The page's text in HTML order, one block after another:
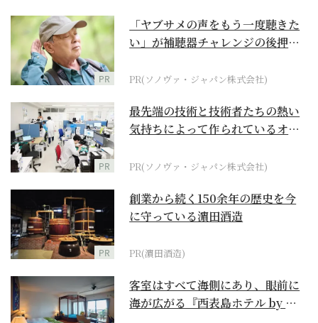
PR
「ヤブサメの声をもう一度聴きた
い」が補聴器チャレンジの後押し
PR(ソノヴァ・ジャパン株式会社)
PR
最先端の技術と技術者たちの熱い
気持ちによって作られているオー
PR(ソノヴァ・ジャパン株式会社)
PR
創業から続く150余年の歴史を今
に守っている濵田酒造
PR(濵田酒造)
客室はすべて海側にあり、眼前に
海が広がる『西表島ホテル by 星